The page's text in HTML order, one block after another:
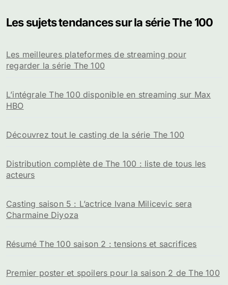
Les sujets tendances sur la série The 100
Les meilleures plateformes de streaming pour
regarder la série The 100
L’intégrale The 100 disponible en streaming sur Max
HBO
Découvrez tout le casting de la série The 100
Distribution complète de The 100 : liste de tous les
acteurs
Casting saison 5 : L’actrice Ivana Milicevic sera
Charmaine Diyoza
Résumé The 100 saison 2 : tensions et sacrifices
Premier poster et spoilers pour la saison 2 de The 100